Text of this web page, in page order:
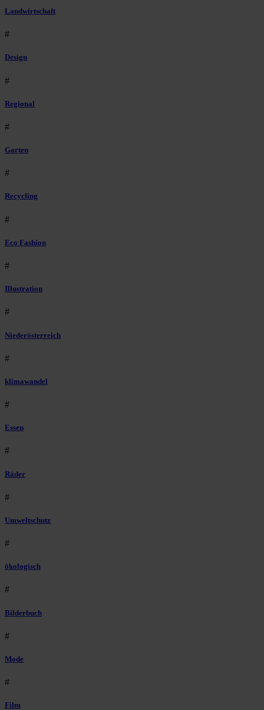
Landwirtschaft
#
Design
#
Regional
#
Garten
#
Recycling
#
Eco Fashion
#
Illustration
#
Niederösterreich
#
klimawandel
#
Essen
#
Räder
#
Umweltschutz
#
ökologisch
#
Bilderbuch
#
Mode
#
Film